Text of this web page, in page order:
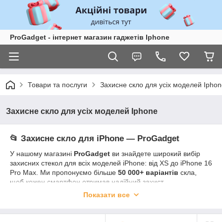
ProGadget - iнтернет магазин гаджетів Iphone
Товари та послуги Захисне скло для усіх моделей
Захисне скло для усіх моделей Iphone
📂 Захисне скло для iPhone — ProGadget
У нашому магазині ProGadget ви знайдете широкий вибір
захисних стекол для всіх моделей iPhone: від XS до iPhone 16
Pro Max. Ми пропонуємо більше 50 000+ варіантів скла,
щоб кожен смартфон отримав надійний захист.
Типи скла в наявності:Показати все